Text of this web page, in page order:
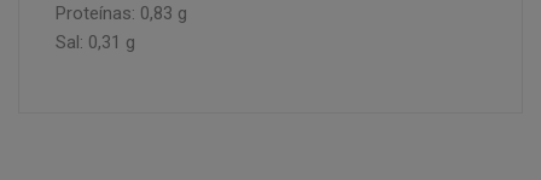
Proteínas: 0,83 g
Sal: 0,31 g